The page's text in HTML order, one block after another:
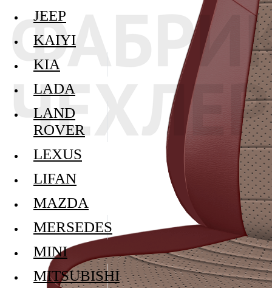
JEEP
KAIYI
KIA
LADA
LAND
ROVER
LEXUS
LIFAN
MAZDA
MERSEDES
MINI
MITSUBISHI